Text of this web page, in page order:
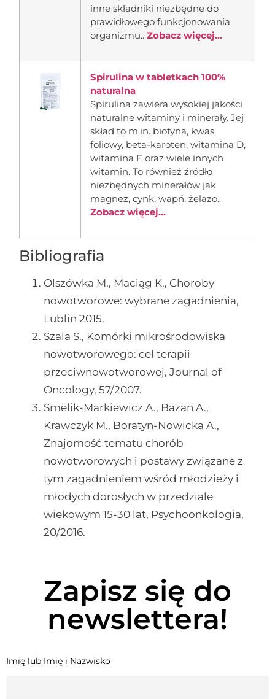
inne składniki niezbędne do
prawidłowego funkcjonowania
organizmu..Zobacz więcej...
Spirulina w tabletkach 100%
naturalna
Spirulina zawiera wysokiej jakości
naturalne witaminy i minerały. Jej
skład to m.in. biotyna, kwas
foliowy, beta-karoten, witamina D,
witamina E oraz wiele innych
witamin. To również źródło
niezbędnych minerałów jak
magnez, cynk, wapń, żelazo..
Zobacz więcej...
Bibliografia
Olszówka M., Maciąg K., Choroby
nowotworowe: wybrane zagadnienia,
Lublin 2015.
Szala S., Komórki mikrośrodowiska
nowotworowego: cel terapii
przeciwnowotworowej, Journal of
Oncology, 57/2007.
Smelik-Markiewicz A., Bazan A.,
Krawczyk M., Boratyn-Nowicka A.,
Znajomość tematu chorób
nowotworowych i postawy związane z
tym zagadnieniem wśród młodzieży i
młodych dorosłych w przedziale
wiekowym 15-30 lat, Psychoonkologia,
20/2016.
Zapisz się do
newslettera!
Imię lub Imię i Nazwisko